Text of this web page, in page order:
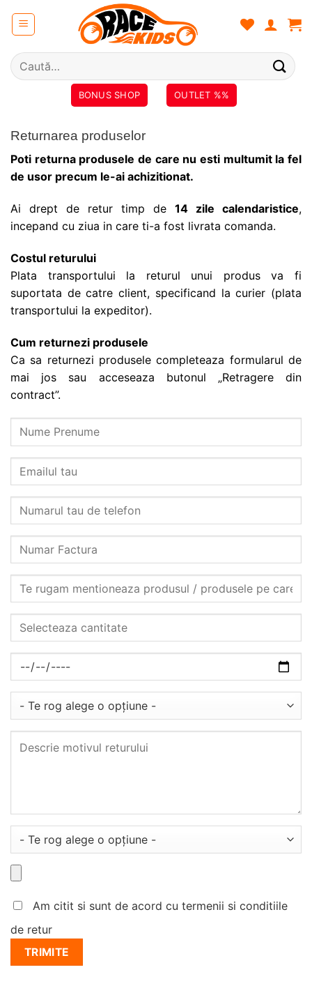
Caută
după:
BONUS SHOP OUTLET %%
Returnarea produselor
Poti returna produsele de care nu esti multumit la fel
de usor precum le-ai achizitionat.
Ai drept de retur timp de 14 zile calendaristice,
incepand cu ziua in care ti-a fost livrata comanda.
Costul returului
Plata transportului la returul unui produs va fi
suportata de catre client, specificand la curier (plata
transportului la expeditor).
Cum returnezi produsele
Ca sa returnezi produsele completeaza formularul de
mai jos sau acceseaza butonul „Retragere din
contract”.
Am citit si sunt de acord cu termenii si conditiile
de retur